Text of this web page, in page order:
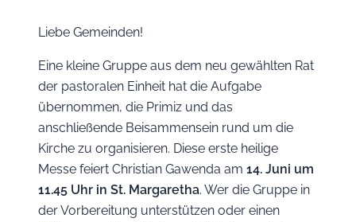
Liebe Gemeinden!
Eine kleine Gruppe aus dem neu gewählten Rat
der pastoralen Einheit hat die Aufgabe
übernommen, die Primiz und das
anschließende Beisammensein rund um die
Kirche zu organisieren. Diese erste heilige
Messe feiert Christian Gawenda am 14. Juni um
11.45 Uhr in St. Margaretha. Wer die Gruppe in
der Vorbereitung unterstützen oder einen